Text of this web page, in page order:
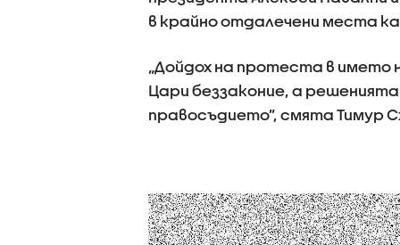
в крайно отдалечени места
„Дойдох на протеста в
Цари беззаконие, а
правосъдието”, смята Тимур